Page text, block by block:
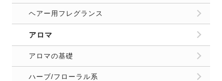
ヘアー用フレグランス
アロマ
アロマの基礎
ハーブ/フローラル系